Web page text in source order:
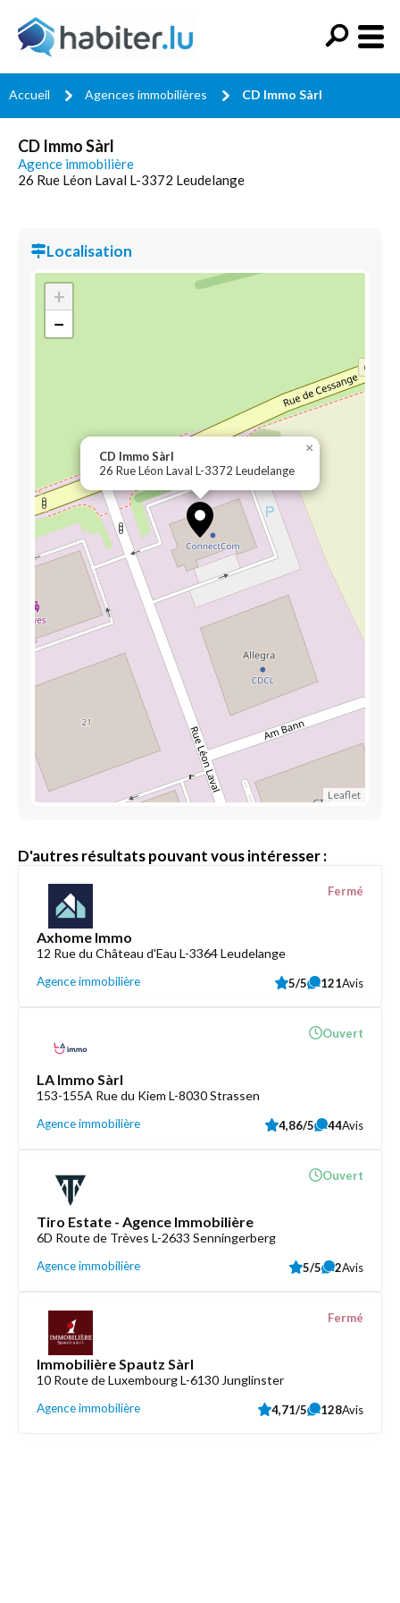
Accueil Agences immobilières CD Immo Sàrl
CD Immo Sàrl
Agence immobilière
26 Rue Léon Laval L-3372 Leudelange
Localisation
CD Immo Sàrl
26 Rue Léon Laval L-3372 Leudelange
×
+
−
Leaflet
D'autres résultats pouvant vous intéresser :
Axhome Immo
12 Rue du Château d'Eau L-3364 Leudelange
Agence immobilière
Fermé
5/5 121Avis
LA Immo Sàrl
153-155A Rue du Kiem L-8030 Strassen
Agence immobilière
Ouvert
4,86/5 44Avis
Tiro Estate - Agence Immobilière
6D Route de Trèves L-2633 Senningerberg
Agence immobilière
Ouvert
5/5 2Avis
Immobilière Spautz Sàrl
10 Route de Luxembourg L-6130 Junglinster
Agence immobilière
Fermé
4,71/5 128Avis